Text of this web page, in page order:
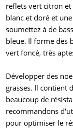
reflets vert citron
blanc et doré et
soumettez à de
bleue. Il forme des
vert foncé, très
Développer des
grasses. Il contient
beaucoup de
recommandons
pour optimiser le